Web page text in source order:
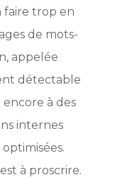
faire trop en
de mots-
appelée
détectable
à des
internes
à proscrire.